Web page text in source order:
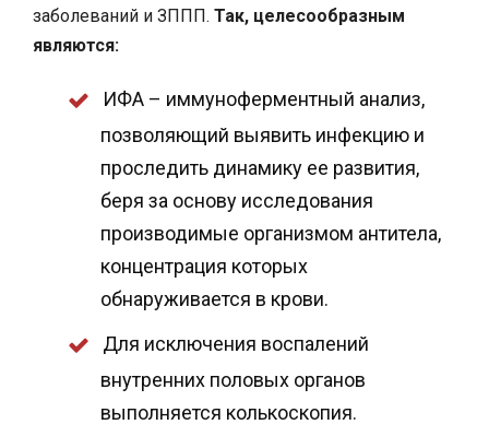
заболеваний и ЗППП. Так, целесообразным
являются:
ИФА – иммуноферментный анализ,
позволяющий выявить инфекцию и
проследить динамику ее развития,
беря за основу исследования
производимые организмом антитела,
концентрация которых
обнаруживается в крови.
Для исключения воспалений
внутренних половых органов
выполняется колькоскопия.